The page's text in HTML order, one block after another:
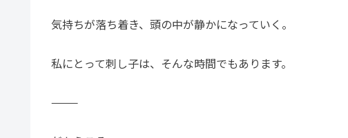
気持ちが落ち着き、頭の中が静かになっていく。
私にとって刺し子は、そんな時間でもあります。
⸻